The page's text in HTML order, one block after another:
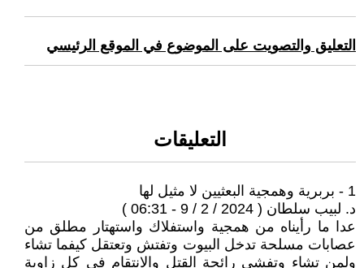
التعليق والتصويت على الموضوع في الموقع الرئيسي
التعليقات
1 - بربرية وهمجية البعثيين لا مثيل لها
د. لبيب سلطان ( 2024 / 2 / 9 - 06:31 )
عدا ما رأيناه من همجية واستفلاك واستهتار مطلق من
عصابات مسلحة تدخل البيوت وتفتش وتعتقل كيفما تشاء
ولمن تشاء وتفشي رائحة القتل والانتقام في كل زاوية